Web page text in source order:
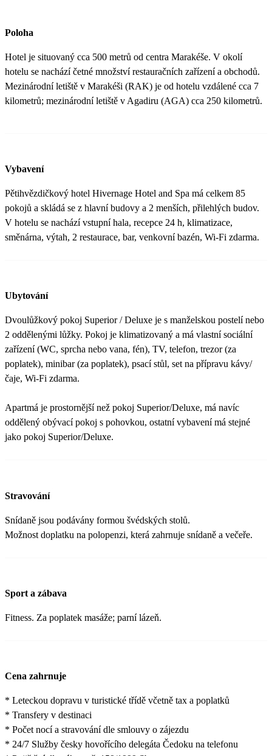
Poloha
Hotel je situovaný cca 500 metrů od centra Marakéše. V okolí
hotelu se nachází četné množství restauračních zařízení a obchodů.
Mezinárodní letiště v Marakéši (RAK) je od hotelu vzdálené cca 7
kilometrů; mezinárodní letiště v Agadiru (AGA) cca 250 kilometrů.
Vybavení
Pětihvězdičkový hotel Hivernage Hotel and Spa má celkem 85
pokojů a skládá se z hlavní budovy a 2 menších, přilehlých budov.
V hotelu se nachází vstupní hala, recepce 24 h, klimatizace,
směnárna, výtah, 2 restaurace, bar, venkovní bazén, Wi-Fi zdarma.
Ubytování
Dvoulůžkový pokoj Superior / Deluxe je s manželskou postelí nebo
2 oddělenými lůžky. Pokoj je klimatizovaný a má vlastní sociální
zařízení (WC, sprcha nebo vana, fén), TV, telefon, trezor (za
poplatek), minibar (za poplatek), psací stůl, set na přípravu kávy/
čaje, Wi-Fi zdarma.
Apartmá je prostornější než pokoj Superior/Deluxe, má navíc
oddělený obývací pokoj s pohovkou, ostatní vybavení má stejné
jako pokoj Superior/Deluxe.
Stravování
Snídaně jsou podávány formou švédských stolů.
Možnost doplatku na polopenzi, která zahrnuje snídaně a večeře.
Sport a zábava
Fitness. Za poplatek masáže; parní lázeň.
Cena zahrnuje
* Leteckou dopravu v turistické třídě včetně tax a poplatků
* Transfery v destinaci
* Počet nocí a stravování dle smlouvy o zájezdu
* 24/7 Služby česky hovořícího delegáta Čedoku na telefonu